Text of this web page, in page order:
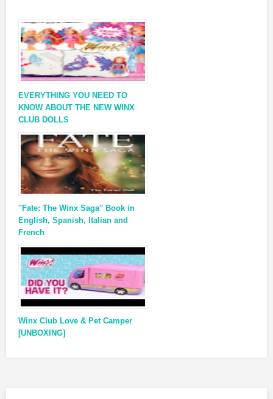
EVERYTHING YOU NEED TO
KNOW ABOUT THE NEW WINX
CLUB DOLLS
''Fate: The Winx Saga'' Book in
English, Spanish, Italian and
French
Winx Club Love & Pet Camper
[UNBOXING]